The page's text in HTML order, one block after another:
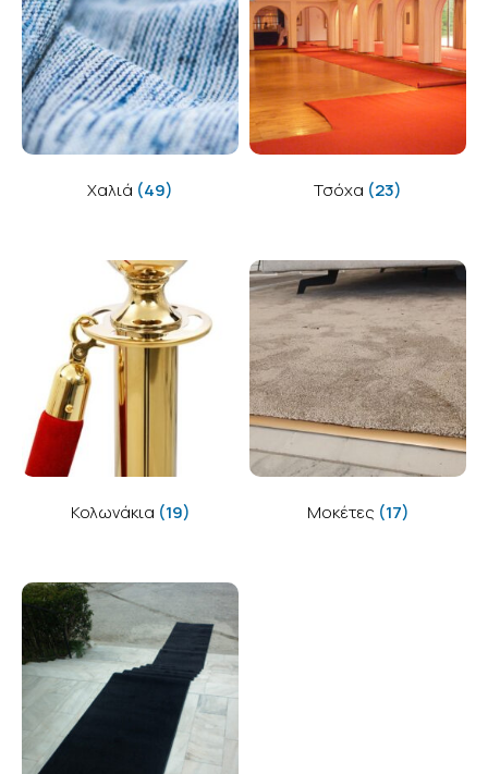
Χαλιά (49) Τσόχα (23)
Κολωνάκια (19) Μοκέτες (17)